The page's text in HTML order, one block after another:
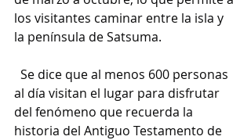
los visitantes caminar entre la isla y
la península de Satsuma.
Se dice que al menos 600 personas
al día visitan el lugar para disfrutar
del fenómeno que recuerda la
historia del Antiguo Testamento de